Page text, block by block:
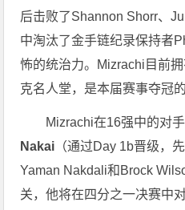
后击败了Shannon Shorr、
中淘汰了金手链纪录保持者
怖的统治力。Mizrachi目前
克名人堂，是本届赛事夺冠
Mizrachi在16强中的对
Nakai （通过Day 1b晋级，
Yaman Nakdali和Brock
关，他将在四分之一决赛中